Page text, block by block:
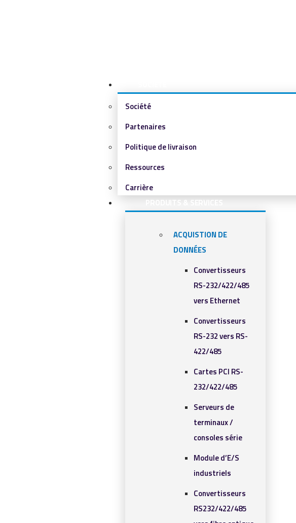
Société
Partenaires
Politique de livraison
Ressources
Carrière
PRODUITS & SERVICES
ACQUISTION DE
DONNÉES
Convertisseurs
RS-232/422/485
vers Ethernet
Convertisseurs
RS-232 vers RS-
422/485
Cartes PCI RS-
232/422/485
Serveurs de
terminaux /
consoles série
Module d’E/S
industriels
Convertisseurs
RS232/422/485